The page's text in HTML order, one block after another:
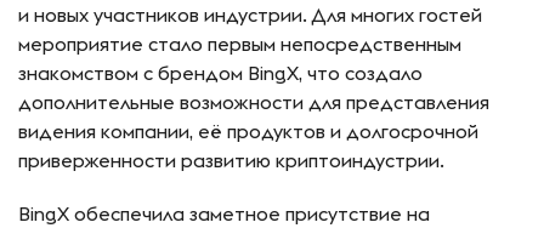
и новых участников индустрии. Для многих гостей
мероприятие стало первым непосредственным
знакомством с брендом BingX, что создало
дополнительные возможности для представления
видения компании, её продуктов и долгосрочной
приверженности развитию криптоиндустрии.
BingX обеспечила заметное присутствие на